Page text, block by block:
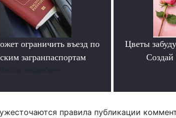
ограничить въезд по
загранпаспортам
Цветы
Создай
правила публикации